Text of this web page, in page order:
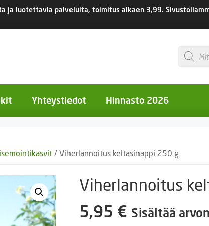
ja luotettavia palveluita, toimitus alkaen 3,99.
Products
search
kukat
kukat
Ruukut
Yhteystiedot Hinnasto 2026
/ Viherlannoitus keltasinappi 250 g
Viherlannoitus
5,95 € Sisältää